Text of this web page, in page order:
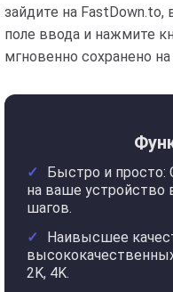
зайдите на
поле ввода и нажмите
мгновенно сохранено
Быстро и просто:
на ваше устройство
шагов.
Наивысшее
2K, 4K.